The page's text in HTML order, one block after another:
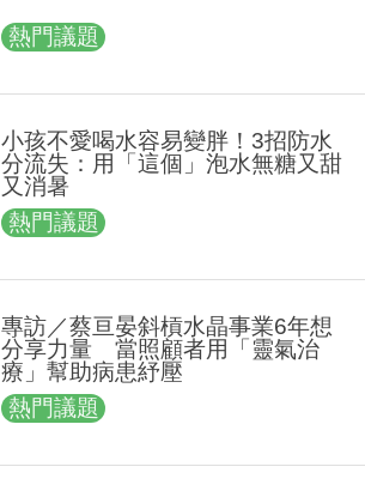
熱門議題
小孩不愛喝水容易變胖！3招防水
分流失：用「這個」泡水無糖又甜
又消暑
熱門議題
專訪／蔡亘晏斜槓水晶事業6年想
分享力量 當照顧者用「靈氣治
療」幫助病患紓壓
熱門議題